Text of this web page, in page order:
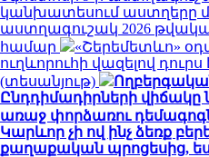
կանխատեսում աստղերը
աստղագուշակ 2026
համար
«Շերեմետևո»
ուղևորուհի վազելով
(տեսանյութ)
Ընդդիմադիրների վիճակը
առաջ փորձառու
Կարևոր չի ով ինչ ձեռք
քաղաքական պրոցեսից, ես